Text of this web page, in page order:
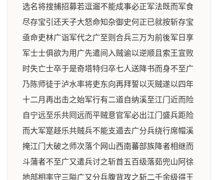
选名将搜捕招募若逗遛不能成事必正军法既而军食
尽存宝引还天子大怒命知杂御史何正已就按斩存宝
亟命吏林广诣军代之广至则合兵三万为前後军日享
军士士俱欲为用广先遣间入贼谕以逆顺且索王宣败
时失亡士卒于是奇塔特归卒七人送降书而身不至广
乃陈师徒于泸水率将吏东向再拜誓以灭贼遂以四年
十二月再出击之始军行有二道自纳溪至江门近而险
自宁远至乐共囘远而平贼意官军必出江门盛兵距险
而大军寔趍乐共贼兵不能支遁去广分兵绕行席帽溪
掩江门大破之师次落个网山西南蕃部族降者相继而
斗蒲者不至广又遣兵讨之斩首五百级落茹兜山阿徐
地部相率守三隘广又分兵腹背攻之斩二千余级得王